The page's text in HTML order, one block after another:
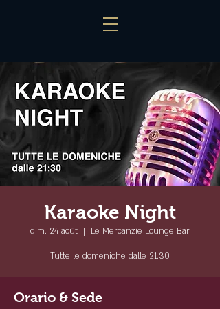
Karaoke Night
dim. 24 août
  |
Le Mercanzie Lounge Bar
Tutte le domeniche dalle 21.30
Orario & Sede